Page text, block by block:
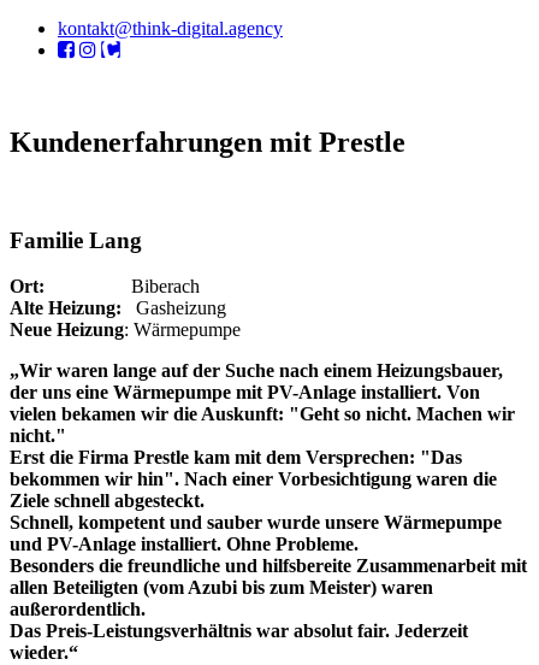
kontakt@think-digital.agency
Kundenerfahrungen mit Prestle
Familie Lang
Ort: Biberach
Alte Heizung: Gasheizung
Neue Heizung: Wärmepumpe
„Wir waren lange auf der Suche nach einem Heizungsbauer,
der uns eine Wärmepumpe mit PV-Anlage installiert. Von
vielen bekamen wir die Auskunft: "Geht so nicht. Machen wir
nicht."
Erst die Firma Prestle kam mit dem Versprechen: "Das
bekommen wir hin". Nach einer Vorbesichtigung waren die
Ziele schnell abgesteckt.
Schnell, kompetent und sauber wurde unsere Wärmepumpe
und PV-Anlage installiert. Ohne Probleme.
Besonders die freundliche und hilfsbereite Zusammenarbeit mit
allen Beteiligten (vom Azubi bis zum Meister) waren
außerordentlich.
Das Preis-Leistungsverhältnis war absolut fair. Jederzeit
wieder.“